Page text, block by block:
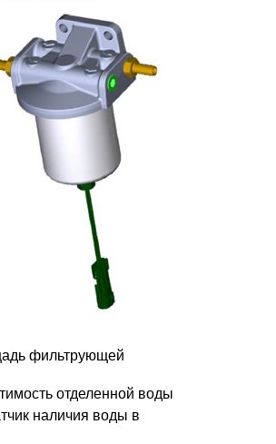
фильтрующей
отделенной воды
наличия воды в